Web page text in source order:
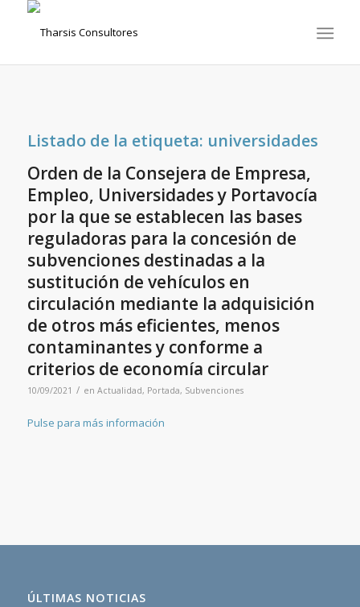
Listado de la etiqueta: universidades
Orden de la Consejera de Empresa,
Empleo, Universidades y Portavocía
por la que se establecen las bases
reguladoras para la concesión de
subvenciones destinadas a la
sustitución de vehículos en
circulación mediante la adquisición
de otros más eficientes, menos
contaminantes y conforme a
criterios de economía circular
10/09/2021 / en Actualidad, Portada, Subvenciones
Pulse para más información
ÚLTIMAS NOTICIAS